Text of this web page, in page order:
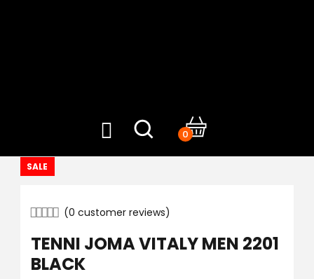
0
SALE
(0 customer reviews)
TENNI JOMA VITALY MEN 2201
BLACK